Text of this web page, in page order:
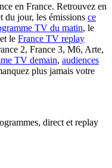
en France. Retrouvez en
du jour, les émissions ce
TV du matin, le
et le France TV replay
2, France 3, M6, Arte,
TV demain, audiences
plus jamais votre
direct et replay